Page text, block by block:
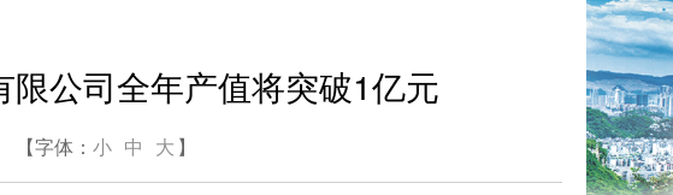
限公司全年产值将突破1亿元
【字体： 小 中 大 】